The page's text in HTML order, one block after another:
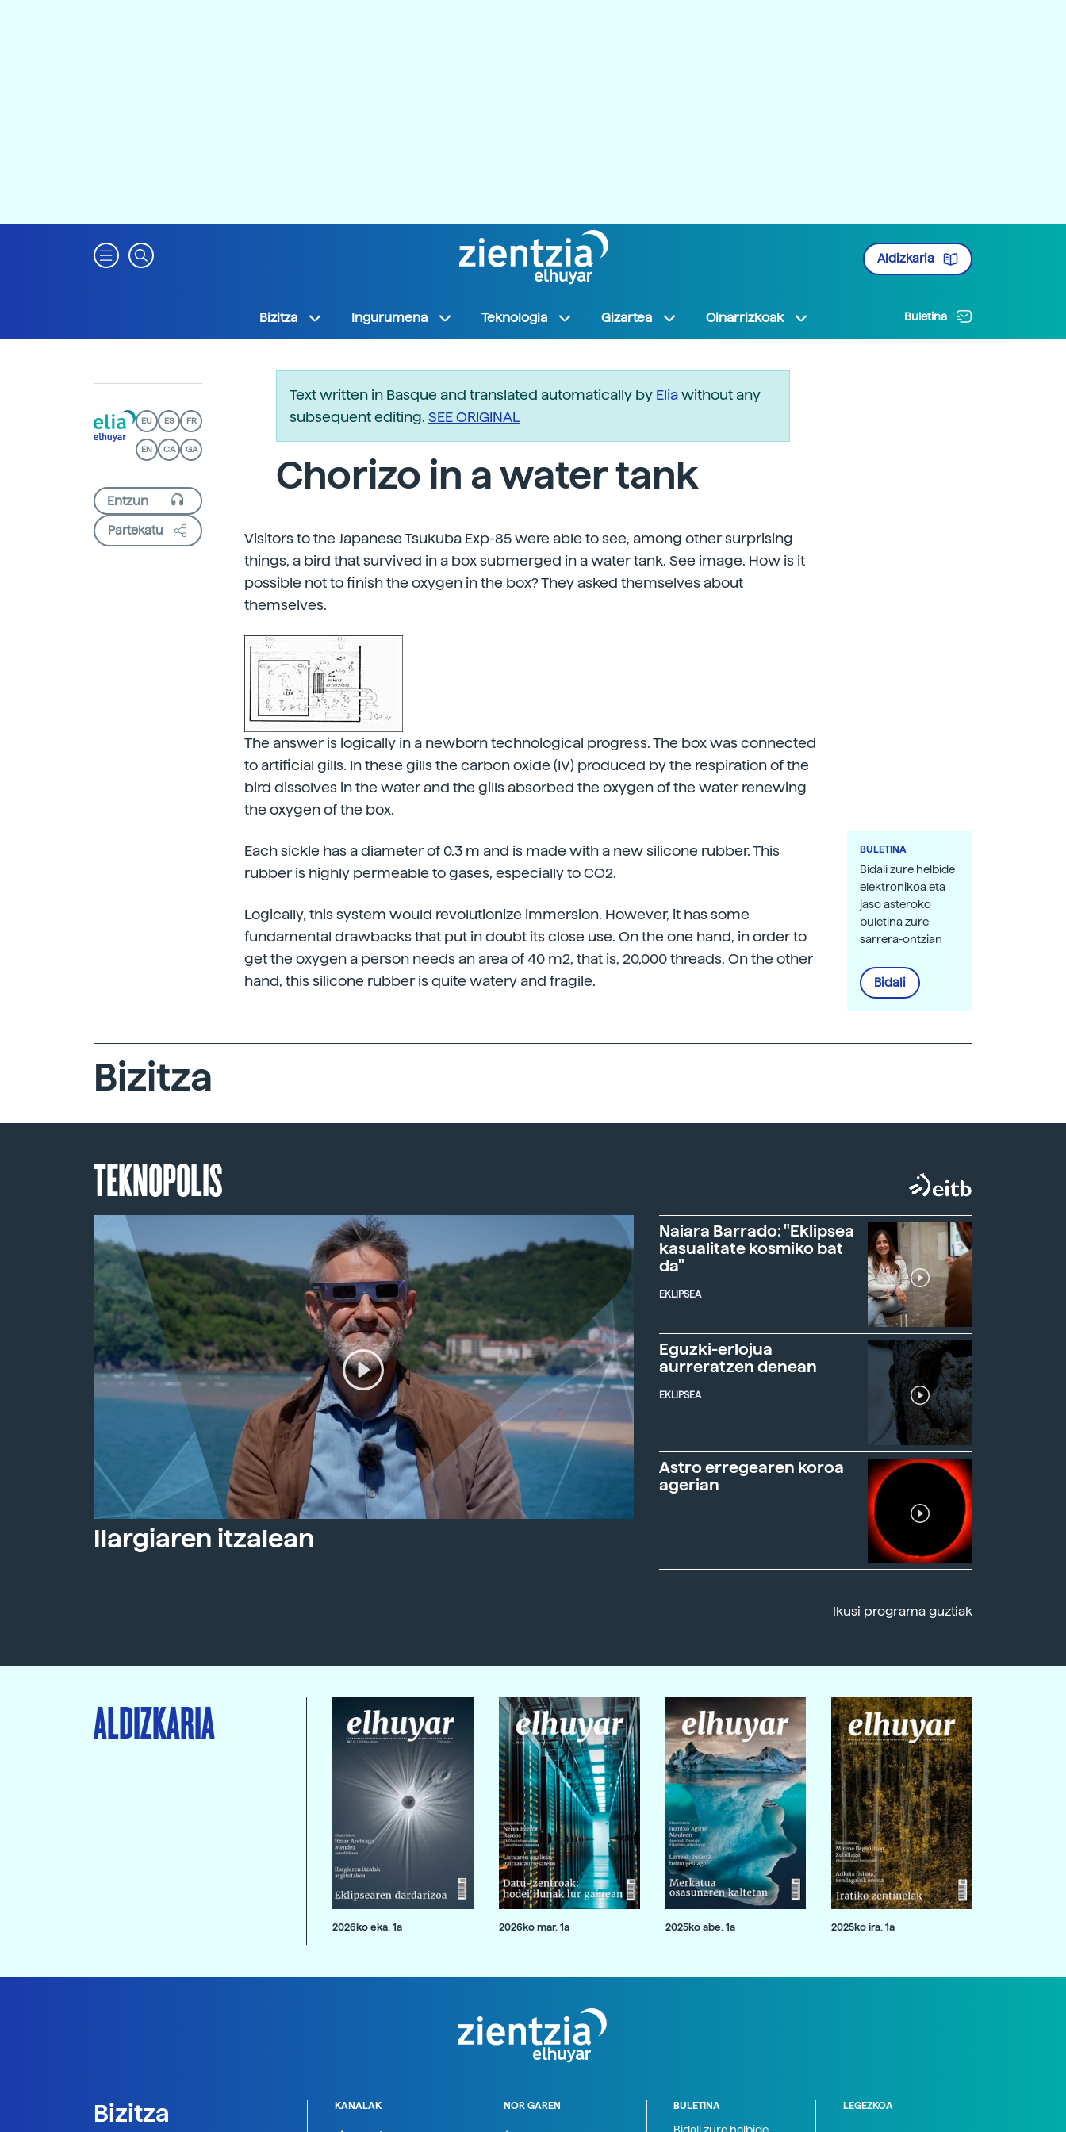
Aldizkaria
Bizitza Ingurumena Teknologia Gizartea Oinarrizkoak Buletina
EU ES FR
EN CA GA
Partekatu
Text written in Basque and translated automatically by Eliawithout any
subsequent editing. SEE ORIGINAL
Chorizo in a water tank
Visitors to the Japanese Tsukuba Exp-85 were able to see, among other surprising
things, a bird that survived in a box submerged in a water tank. See image. How is it
possible not to finish the oxygen in the box? They asked themselves about
themselves.
The answer is logically in a newborn technological progress. The box was connected
to artificial gills. In these gills the carbon oxide (IV) produced by the respiration of the
bird dissolves in the water and the gills absorbed the oxygen of the water renewing
the oxygen of the box.
Each sickle has a diameter of 0.3 m and is made with a new silicone rubber. This
rubber is highly permeable to gases, especially to CO2.
Logically, this system would revolutionize immersion. However, it has some
fundamental drawbacks that put in doubt its close use. On the one hand, in order to
get the oxygen a person needs an area of 40 m2, that is, 20,000 threads. On the other
hand, this silicone rubber is quite watery and fragile.
BULETINA
Bidali zure helbide
elektronikoa eta
jaso asteroko
buletina zure
sarrera-ontzian
Bidali
Bizitza
TEKNOPOLIS
Ilargiaren itzalean
Naiara Barrado: "Eklipsea
kasualitate kosmiko bat
da"
EKLIPSEA
Eguzki-erlojua
aurreratzen denean
EKLIPSEA
Astro erregearen koroa
agerian
Ikusi programa guztiak
ALDIZKARIA
2026ko eka. 1a 2026ko mar. 1a 2025ko abe. 1a 2025ko ira. 1a
Bizitza
KANALAK NOR GAREN BULETINA LEGEZKOA